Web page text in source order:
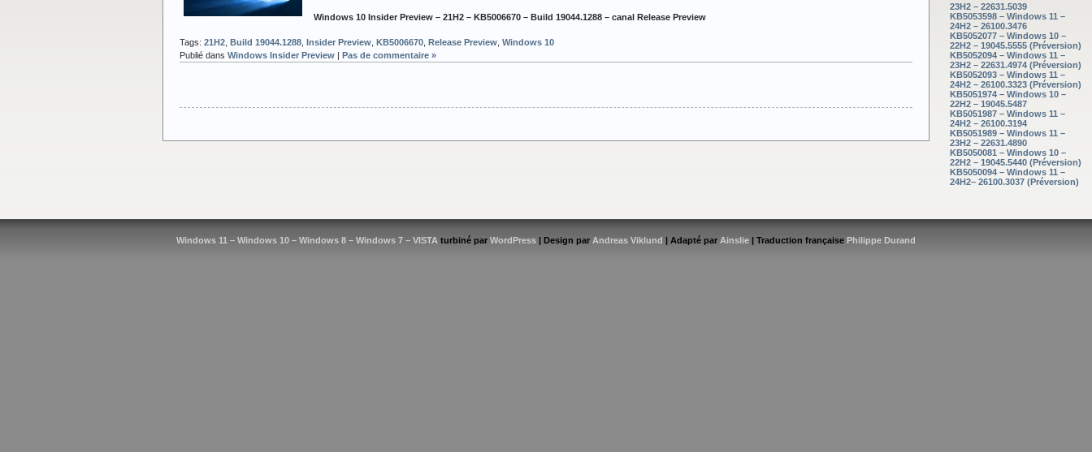
23H2 – 22631.5039
KB5053598 – Windows 11 –
24H2 – 26100.3476
KB5052077 – Windows 10 –
22H2 – 19045.5555 (Préversion)
KB5052094 – Windows 11 –
23H2 – 22631.4974 (Préversion)
KB5052093 – Windows 11 –
24H2 – 26100.3323 (Préversion)
KB5051974 – Windows 10 –
22H2 – 19045.5487
KB5051987 – Windows 11 –
24H2 – 26100.3194
KB5051989 – Windows 11 –
23H2 – 22631.4890
KB5050081 – Windows 10 –
22H2 – 19045.5440 (Préversion)
KB5050094 – Windows 11 –
24H2– 26100.3037 (Préversion)
Windows 10 Insider Preview – 21H2 – KB5006670 – Build 19044.1288 – canal Release Preview
Tags: 21H2 Build 19044.1288 Insider Preview KB5006670 Release Preview Windows 10
Publié dans Windows Insider Preview | Pas de commentaire »
Windows 11 – Windows 10 – Windows 8 – Windows 7 – VISTA turbiné par WordPress | Design par Andreas Viklund | Adapté par Ainslie | Traduction française Philippe Durand